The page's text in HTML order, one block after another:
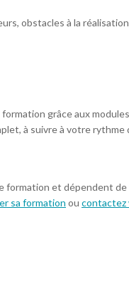
obstacles à la
grâce aux
à suivre à votre
formation et dépendent
sa formation ou contactez